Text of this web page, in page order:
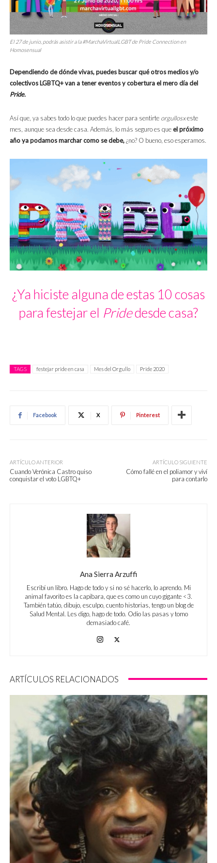
El 27 de junio, podrás asistir a la #MarchaVirtualLGBT de Pride Connection en
Homosensual
Dependiendo de dónde vivas, puedes buscar qué otros medios y/o
colectivos LGBTQ+ van a tener eventos y cobertura el mero día del
Pride.
Así que, ya sabes todo lo que puedes hacer para sentirte orgullosxeste
mes, aunque sea desde casa. Además, lo más seguro es queel próximo
año ya podamos marchar como se debe,¿no? O bueno, eso esperamos.
¿Ya hiciste alguna de estas 10 cosas
para festejar el Pridedesde casa?
TAGS festejar pride en casa Mes del Orgullo Pride 2020
Facebook X Pinterest
ARTÍCULO ANTERIOR
Cuando Verónica Castro quiso
conquistar el voto LGBTQ+
ARTÍCULO SIGUIENTE
Cómo fallé en el poliamor y viví
para contarlo
Ana Sierra Arzuffi
Escribí un libro. Hago de todo y si no sé hacerlo, lo aprendo. Mi
animal favorito es la capibara, que es como un cuyo gigante <3.
También tatúo, dibujo, esculpo, cuento historias, tengo un blog de
Salud Mental. Les digo, hago de todo. Odio las pasas y tomo
demasiado café.
ARTÍCULOS RELACIONADOS